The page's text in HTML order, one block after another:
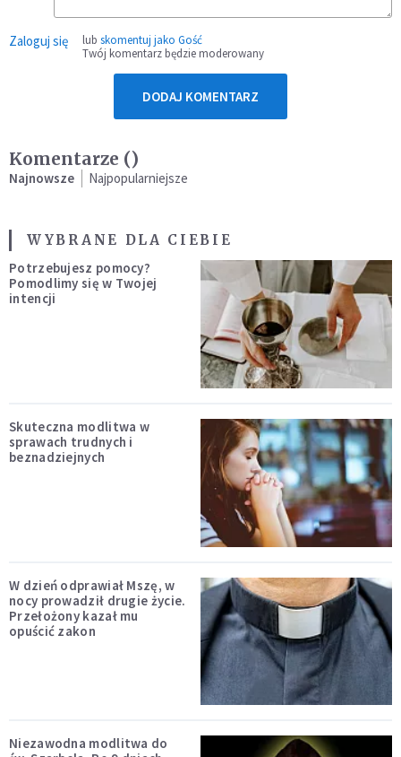
Zaloguj się lub skomentuj jako Gość
Twój komentarz będzie moderowany
DODAJ KOMENTARZ
Komentarze ()
Najnowsze Najpopularniejsze
WYBRANE DLA CIEBIE
Potrzebujesz pomocy?
Pomodlimy się w Twojej
intencji
Skuteczna modlitwa w
sprawach trudnych i
beznadziejnych
W dzień odprawiał Mszę, w
nocy prowadził drugie życie.
Przełożony kazał mu
opuścić zakon
Niezawodna modlitwa do